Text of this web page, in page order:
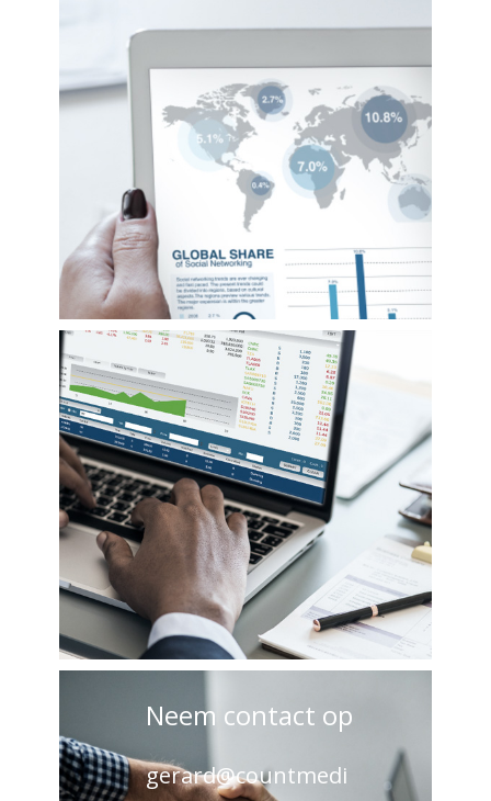
Neem contact op
gerard@countmedi